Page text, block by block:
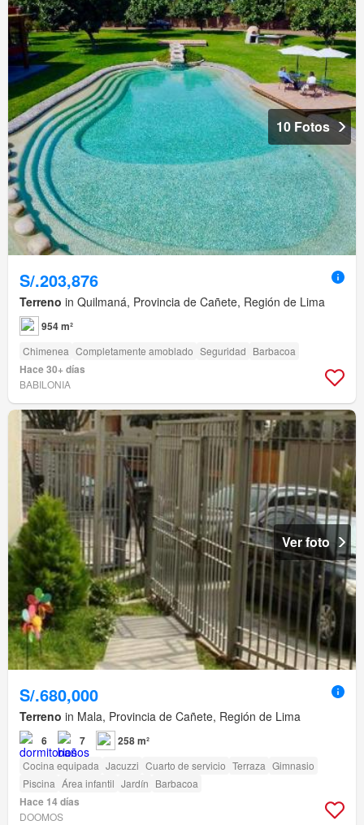
10 Fotos
S/.203,876
Terreno in Quilmaná, Provincia de Cañete, Región de Lima
954 m²
Chimenea Completamente amoblado Seguridad Barbacoa
Hace 30+ días
BABILONIA
Ver foto
S/.680,000
Terreno in Mala, Provincia de Cañete, Región de Lima
6 7 258 m²
Cocina equipada Jacuzzi Cuarto de servicio Terraza Gimnasio
Piscina Área infantil Jardín Barbacoa
Hace 14 días
DOOMOS